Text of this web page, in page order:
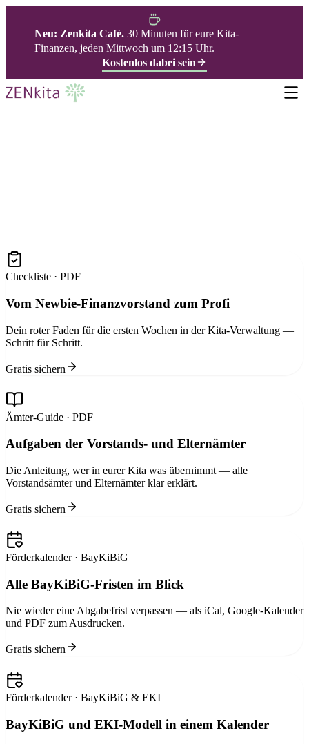
Neu: Zenkita Café.30 Minuten für eure Kita-
Finanzen, jeden Mittwoch um 12:15 Uhr.
Kostenlos dabei sein
Checkliste · PDF
Vom Newbie-Finanzvorstand zum Profi
Dein roter Faden für die ersten Wochen in der Kita-Verwaltung —
Schritt für Schritt.
Gratis sichern
Ämter-Guide · PDF
Aufgaben der Vorstands- und Elternämter
Die Anleitung, wer in eurer Kita was übernimmt — alle
Vorstandsämter und Elternämter klar erklärt.
Gratis sichern
Förderkalender · BayKiBiG
Alle BayKiBiG-Fristen im Blick
Nie wieder eine Abgabefrist verpassen — als iCal, Google-Kalender
und PDF zum Ausdrucken.
Gratis sichern
Förderkalender · BayKiBiG & EKI
BayKiBiG und EKI-Modell in einem Kalender